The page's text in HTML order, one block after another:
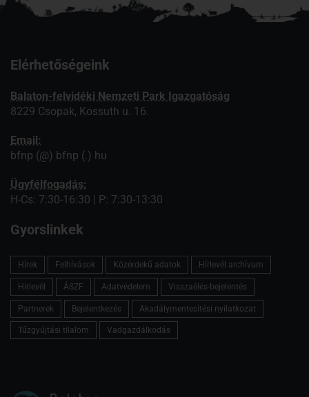
Elérhetőségeink
Balaton-felvidéki Nemzeti Park Igazgatóság
8229 Csopak, Kossuth u. 16.
Email:
bfnp (@) bfnp (.) hu
Ügyfélfogadás:
H-Cs: 7:30-16:30 | P: 7:30-13:30
Gyorslinkek
Hírek Felhívások Közérdekű adatok Hírlevél archívum
Hírlevél ÁSZF Adatvédelem Visszaélés-bejelentés
Partnerek Bejelentkezés Akadálymentesítési nyilatkozat
Tűzgyújtási tilalom Vadgazdálkodás